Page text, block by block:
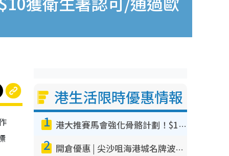
港生活限時優惠情報
1 港大推賽馬會強化骨骼計劃！$100骨質密度X光檢查 完成免費運動訓練送超市禮券！附參加資格
2 開倉優惠 | 尖沙咀海港城名牌波鞋開倉低至1折！On鞋$899起／Joy&Peace鞋履$98起